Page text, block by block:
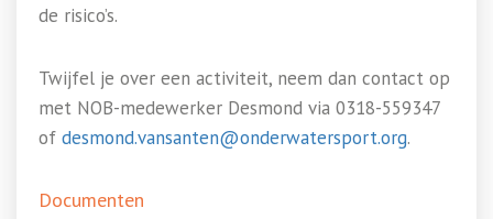
de risico’s.
Twijfel je over een activiteit, neem dan contact op
met NOB-medewerker Desmond via 0318-559347
of desmond.vansanten@onderwatersport.org.
Documenten